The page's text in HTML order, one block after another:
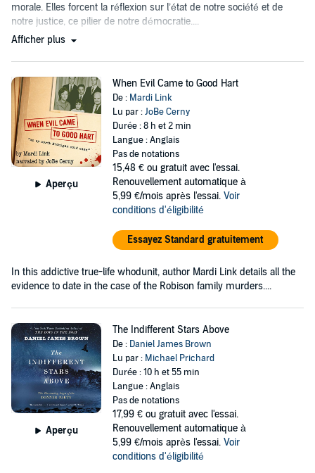
morale. Elles forcent la réflexion sur l’état de notre société et de
notre justice, ce pilier de notre démocratie....
Afficher plus
Aperçu
When Evil Came to Good Hart
De : Mardi Link
Lu par :JoBe Cerny
Durée : 8 h et 2 min
Langue : Anglais
Pas de notations
15,48 € ou gratuit avec l'essai.
Renouvellement automatique à
5,99 €/mois après l'essai. Voir
conditions d'éligibilité
Essayez Standard gratuitement
In this addictive true-life whodunit, author Mardi Link details all the
evidence to date in the case of the Robison family murders....
Aperçu
The Indifferent Stars Above
De : Daniel James Brown
Lu par : Michael Prichard
Durée : 10 h et 55 min
Langue : Anglais
Pas de notations
17,99 € ou gratuit avec l'essai.
Renouvellement automatique à
5,99 €/mois après l'essai. Voir
conditions d'éligibilité